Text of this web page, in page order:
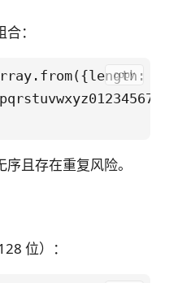
：
copy
且存在重复风险。
位）：